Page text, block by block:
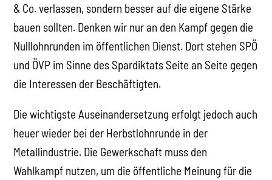
& Co. verlassen, sondern besser auf die eigene Stärke
bauen sollten. Denken wir nur an den Kampf gegen die
Nulllohnrunden im öffentlichen Dienst. Dort stehen SPÖ
und ÖVP im Sinne des Spardiktats Seite an Seite gegen
die Interessen der Beschäftigten.
Die wichtigste Auseinandersetzung erfolgt jedoch auch
heuer wieder bei der Herbstlohnrunde in der
Metallindustrie. Die Gewerkschaft muss den
Wahlkampf nutzen, um die öffentliche Meinung für die